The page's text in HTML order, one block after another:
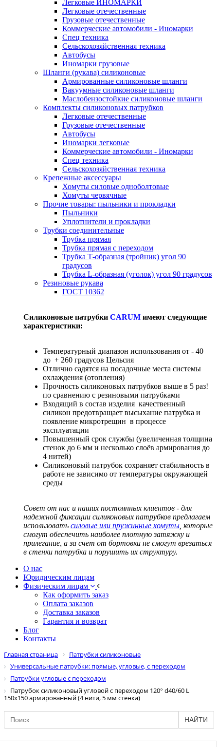
Легковые ИНОМАРКИ
Легковые отечественные
Грузовые отечественные
Коммерческие автомобили - Иномарки
Спец техника
Сельскохозяйственная техника
Автобусы
Иномарки грузовые
Шланги (рукава) силиконовые
Армированные силиконовые шланги
Вакуумные силиконовые шланги
Маслобензостойкие силиконовые шланги
Комплекты силиконовых патрубков
Легковые отечественные
Грузовые отечественные
Автобусы
Иномарки легковые
Коммерческие автомобили - Иномарки
Спец техника
Сельскохозяйственная техника
Крепежные аксессуары
Хомуты силовые одноболтовые
Хомуты червячные
Прочие товары: пыльники и прокладки
Пыльники
Уплотнители и прокладки
Трубки соединительные
Трубка прямая
Трубка прямая с переходом
Трубка Т-образная (тройник) угол 90
градусов
Трубка L-образная (уголок) угол 90 градусов
Резиновые рукава
ГОСТ 10362
Силиконовые патрубки CARUM имеют следующие
характеристики:
Температурный диапазон использования от - 40
до + 260 градусов Цельсия
Отлично садятся на посадочные места системы
охлаждения (отопления)
Прочность силиконовых патрубков выше в 5 раз!
по сравнению с резиновыми патрубками
Входящий в состав изделия качественный
силикон предотвращает высыхание патрубка и
появление микротрещин в процессе
эксплуатации
Повышенный срок службы (увеличенная толщина
стенок до 6 мм и несколько слоёв армирования до
4 нитей)
Силиконовый патрубок сохраняет стабильность в
работе не зависимо от температуры окружающей
среды
Совет от нас и наших постоянных клиентов - для
надежной фиксации силиконовых патрубков предлагаем
использовать силовые или пружинные хомуты , которые
смогут обеспечить наиболее плотную затяжку и
прилегание, а за счет от бортовки не смогут врезаться
в стенки патрубка и порушить их структуру.
О нас
Юридическим лицам
Физическим лицам
Как оформить заказ
Оплата заказов
Доставка заказов
Гарантия и возврат
Блог
Контакты
Главная страница
Патрубки силиконовые
Универсальные патрубки: прямые, угловые, с переходом
Патрубки угловые с переходом
Патрубок силиконовый угловой с переходом 120° d40/60 L
150x150 армированный (4 нити, 5 мм стенка)
НАЙТИ